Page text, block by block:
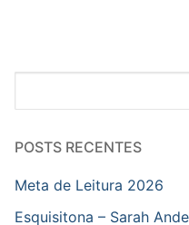
POSTS RECENTES
Meta de Leitura 2026
Esquisitona – Sarah